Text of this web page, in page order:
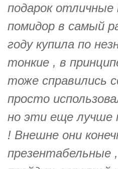
подарок отличные
помидор в самый
году купила по
тонкие , в
тоже справились
просто
но эти еще лучше
! Внешне они